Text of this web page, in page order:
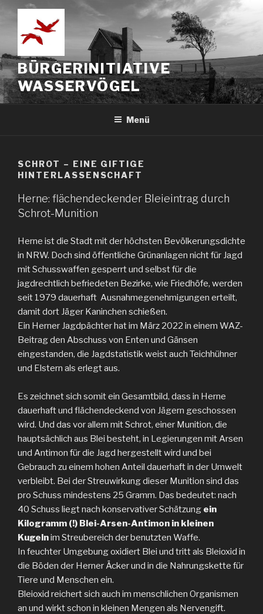
springen
BÜRGERINITIATIVE
WASSERVÖGEL
Menü
SCHROT – EINE GIFTIGE
HINTERLASSENSCHAFT
Herne: flächendeckender Bleieintrag durch
Schrot-Munition
Herne ist die Stadt mit der höchsten Bevölkerungsdichte
in NRW. Doch sind öffentliche Grünanlagen nicht für Jagd
mit Schusswaffen gesperrt und selbst für die
jagdrechtlich befriedeten Bezirke, wie Friedhöfe, werden
seit 1979 dauerhaft Ausnahmegenehmigungen erteilt,
damit dort Jäger Kaninchen schießen.
Ein Herner Jagdpächter hat im März 2022 in einem WAZ-
Beitrag den Abschuss von Enten und Gänsen
eingestanden, die Jagdstatistik weist auch Teichhühner
und Elstern als erlegt aus.
Es zeichnet sich somit ein Gesamtbild, dass in Herne
dauerhaft und flächendeckend von Jägern geschossen
wird. Und das vor allem mit Schrot, einer Munition, die
hauptsächlich aus Blei besteht, in Legierungen mit Arsen
und Antimon für die Jagd hergestellt wird und bei
Gebrauch zu einem hohen Anteil dauerhaft in der Umwelt
verbleibt. Bei der Streuwirkung dieser Munition sind das
pro Schuss mindestens 25 Gramm. Das bedeutet: nach
40 Schuss liegt nach konservativer Schätzung ein
Kilogramm (!) Blei-Arsen-Antimon in kleinen
Kugelnim Streubereich der benutzten Waffe.
In feuchter Umgebung oxidiert Blei und tritt als Bleioxid in
die Böden der Herner Äcker und in die Nahrungskette für
Tiere und Menschen ein.
Bleioxid reichert sich auch im menschlichen Organismen
an und wirkt schon in kleinen Mengen als Nervengift.